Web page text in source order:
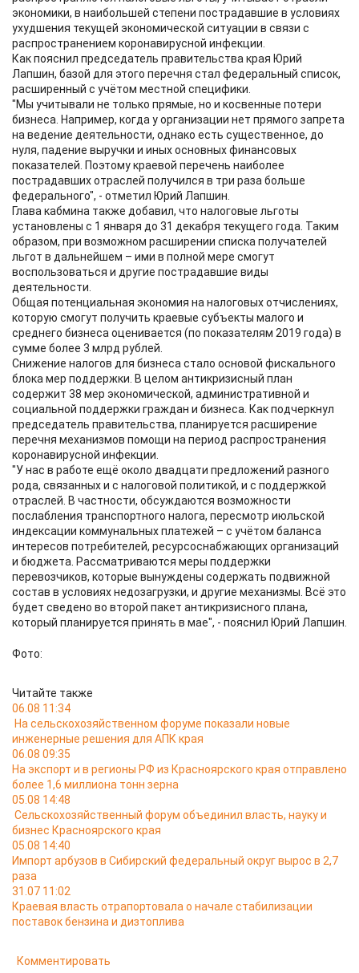
экономики, в наибольшей степени пострадавшие в условиях
ухудшения текущей экономической ситуации в связи с
распространением коронавирусной инфекции.
Как пояснил председатель правительства края Юрий
Лапшин, базой для этого перечня стал федеральный список,
расширенный с учётом местной специфики.
"Мы учитывали не только прямые, но и косвенные потери
бизнеса. Например, когда у организации нет прямого запрета
на ведение деятельности, однако есть существенное, до
нуля, падение выручки и иных основных финансовых
показателей. Поэтому краевой перечень наиболее
пострадавших отраслей получился в три раза больше
федерального", - отметил Юрий Лапшин.
Глава кабмина также добавил, что налоговые льготы
установлены с 1 января до 31 декабря текущего года. Таким
образом, при возможном расширении списка получателей
льгот в дальнейшем – ими в полной мере смогут
воспользоваться и другие пострадавшие виды
деятельности.
Общая потенциальная экономия на налоговых отчислениях,
которую смогут получить краевые субъекты малого и
среднего бизнеса оценивается (по показателям 2019 года) в
сумме более 3 млрд рублей.
Снижение налогов для бизнеса стало основой фискального
блока мер поддержки. В целом антикризисный план
содержит 38 мер экономической, административной и
социальной поддержки граждан и бизнеса. Как подчеркнул
председатель правительства, планируется расширение
перечня механизмов помощи на период распространения
коронавирусной инфекции.
"У нас в работе ещё около двадцати предложений разного
рода, связанных и с налоговой политикой, и с поддержкой
отраслей. В частности, обсуждаются возможности
послабления транспортного налога, пересмотр июльской
индексации коммунальных платежей – с учётом баланса
интересов потребителей, ресурсоснабжающих организаций
и бюджета. Рассматриваются меры поддержки
перевозчиков, которые вынуждены содержать подвижной
состав в условиях недозагрузки, и другие механизмы. Всё это
будет сведено во второй пакет антикризисного плана,
который планируется принять в мае", - пояснил Юрий Лапшин.
Фото:
Читайте также
06.08 11:34
На сельскохозяйственном форуме показали новые
инженерные решения для АПК края
06.08 09:35
На экспорт и в регионы РФ из Красноярского края отправлено
более 1,6 миллиона тонн зерна
05.08 14:48
Сельскохозяйственный форум объединил власть, науку и
бизнес Красноярского края
05.08 14:40
Импорт арбузов в Сибирский федеральный округ вырос в 2,7
раза
31.07 11:02
Краевая власть отрапортовала о начале стабилизации
поставок бензина и дизтоплива
Комментировать